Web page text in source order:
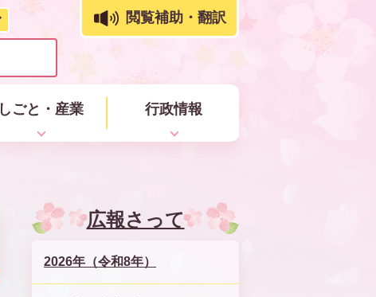
閲覧補助・翻訳
しごと・産業 行政情報
広報さって
2026年（令和8年）